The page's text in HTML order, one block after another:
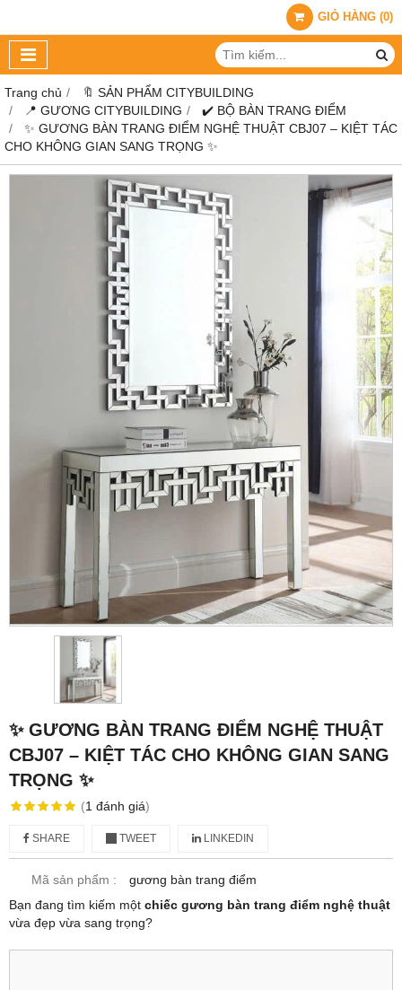
GIỎ HÀNG (0)
Trang chủ
🔖 SẢN PHẨM CITYBUILDING
📍 GƯƠNG CITYBUILDING
✔️ BỘ BÀN TRANG ĐIỂM
✨ GƯƠNG BÀN TRANG ĐIỂM NGHỆ THUẬT CBJ07 – KIỆT TÁC
CHO KHÔNG GIAN SANG TRỌNG ✨
✨ GƯƠNG BÀN TRANG ĐIỂM NGHỆ THUẬT
CBJ07 – KIỆT TÁC CHO KHÔNG GIAN SANG
TRỌNG ✨
(1 đánh giá)
SHARE TWEET LINKEDIN
Mã sản phẩm :
gương bàn trang điểm
Bạn đang tìm kiếm một chiếc gương bàn trang điểm nghệ thuật
vừa đẹp vừa sang trọng?